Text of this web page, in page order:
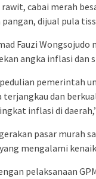
cabai merah
dijual pula
Fauzi
angka inflasi dan
pemerintah
terjangkau dan
inflasi di
pasar murah
mengalami
pelaksanaan